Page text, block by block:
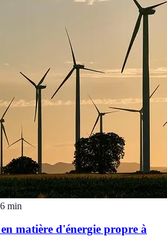
6 min
matière d'énergie propre à